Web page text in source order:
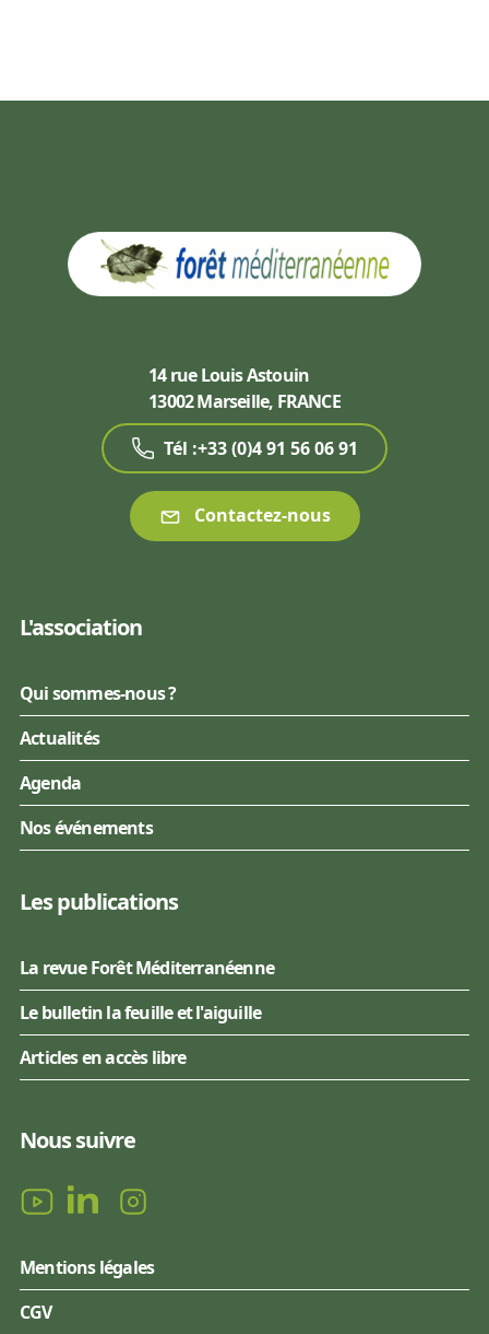
14 rue Louis Astouin
13002 Marseille, FRANCE
Tél :+33 (0)4 91 56 06 91
Contactez-nous
L'association
Qui sommes-nous ?
Actualités
Agenda
Nos événements
Les publications
La revue Forêt Méditerranéenne
Le bulletin la feuille et l'aiguille
Articles en accès libre
Nous suivre
Mentions légales
CGV